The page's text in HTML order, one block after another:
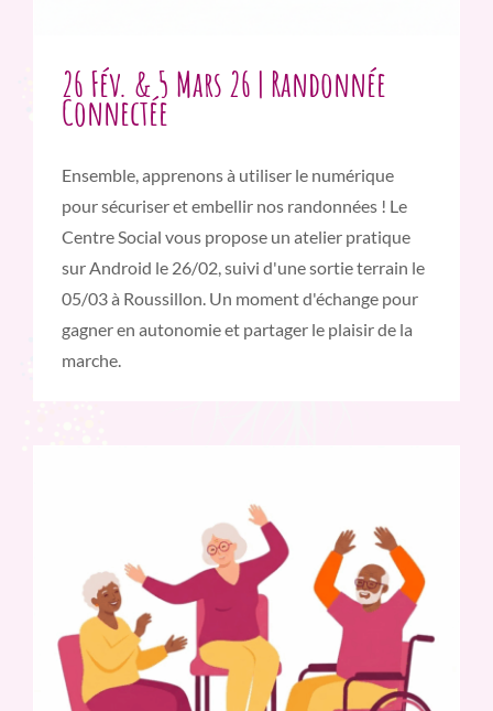
26 Fév. & 5 Mars 26 | Randonnée
Connectée
Ensemble, apprenons à utiliser le numérique
pour sécuriser et embellir nos randonnées ! Le
Centre Social vous propose un atelier pratique
sur Android le 26/02, suivi d'une sortie terrain le
05/03 à Roussillon. Un moment d'échange pour
gagner en autonomie et partager le plaisir de la
marche.